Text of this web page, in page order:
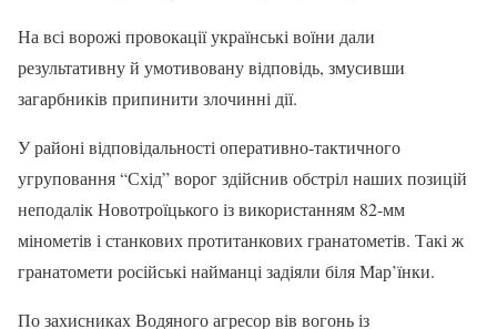
На всі ворожі провокації українські воїни дали
результативну й умотивовану відповідь, змусивши
загарбників припинити злочинні дії.
У районі відповідальності оперативно-тактичного
угруповання “Схід” ворог здійснив обстріл наших позицій
неподалік Новотроїцького із використанням 82-мм
мінометів і станкових протитанкових гранатометів. Такі ж
гранатомети російські найманці задіяли біля Мар’їнки.
По захисниках Водяного агресор вів вогонь із